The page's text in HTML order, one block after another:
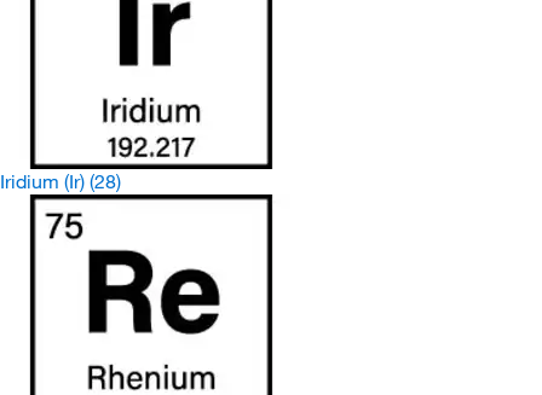
Iridium (Ir) (28)